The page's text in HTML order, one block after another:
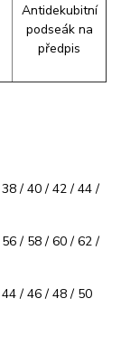
Antidekubitní
podseák na
předpis
/ 40 / 42 / 44 /
/ 58 / 60 / 62 /
/ 46 / 48 / 50